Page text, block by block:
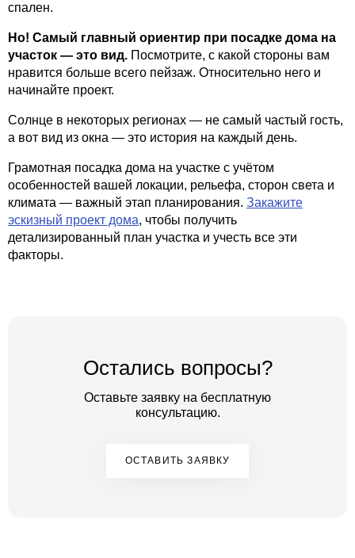
спален.
Но! Самый главный ориентир при посадке дома на
участок — это вид. Посмотрите, с какой стороны вам
нравится больше всего пейзаж. Относительно него и
начинайте проект.
Солнце в некоторых регионах — не самый частый гость,
а вот вид из окна — это история на каждый день.
Грамотная посадка дома на участке с учётом
особенностей вашей локации, рельефа, сторон света и
климата — важный этап планирования. Закажите
эскизный проект дома, чтобы получить
детализированный план участка и учесть все эти
факторы.
Остались вопросы?
Оставьте заявку на бесплатную
консультацию.
ОСТАВИТЬ ЗАЯВКУ